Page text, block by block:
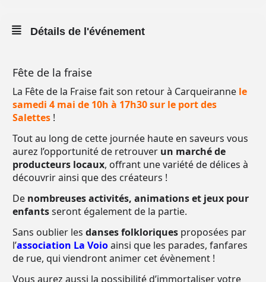
Détails de l'événement
Fête de la fraise
La Fête de la Fraise fait son retour à Carqueiranne le
samedi 4 mai de 10h à 17h30 sur le port des
Salettes !
Tout au long de cette journée haute en saveurs vous
aurez l’opportunité de retrouver un marché de
producteurs locaux, offrant une variété de délices à
découvrir ainsi que des créateurs !
De nombreuses activités, animations et jeux pour
enfantsseront également de la partie.
Sans oublier les danses folkloriques proposées par
l’association La Voioainsi que les parades, fanfares
de rue, qui viendront animer cet évènement !
Vous aurez aussi la possibilité d’immortaliser votre